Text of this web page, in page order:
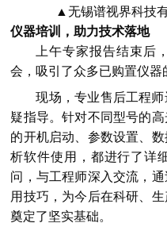
▲ 无锡谱视界科技
仪器培训，助力技术落地
上午专家报告结束后
会，吸引了众多已购置仪器
现场，专业售后工程
疑指导。针对不同型号的
的开机启动、参数设置、
析软件使用，都进行了详
问，与工程师深入交流，
用技巧，为今后在科研、
奠定了坚实基础。